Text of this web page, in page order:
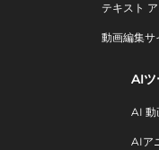
テキスト
動画編集サ
AIツ
AI 動
AIア